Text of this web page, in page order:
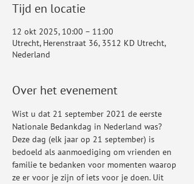
Tijd en locatie
12 okt 2025, 10:00 – 11:00
Utrecht, Herenstraat 36, 3512 KD Utrecht,
Nederland
Over het evenement
Wist u dat 21 september 2021 de eerste
Nationale Bedankdag in Nederland was?
Deze dag (elk jaar op 21 september) is
bedoeld als aanmoediging om vrienden en
familie te bedanken voor momenten waarop
ze er voor je zijn of iets voor je doen. Uit